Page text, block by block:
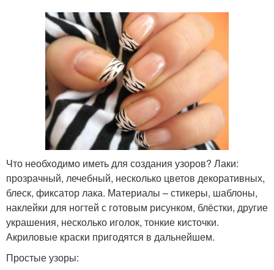
Что необходимо иметь для создания узоров? Лаки:
прозрачный, лечебный, несколько цветов декоративных,
блеск, фиксатор лака. Материалы – стикеры, шаблоны,
наклейки для ногтей с готовым рисунком, блёстки, другие
украшения, несколько иголок, тонкие кисточки.
Акриловые краски пригодятся в дальнейшем.
Простые узоры: